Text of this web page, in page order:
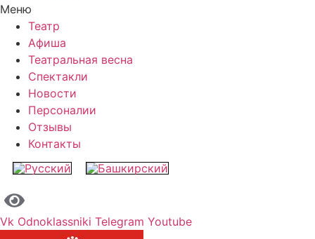
Меню
Театр
Афиша
Театральная весна
Спектакли
Новости
Персоналии
Отзывы
Контакты
Vk Odnoklassniki Telegram Youtube